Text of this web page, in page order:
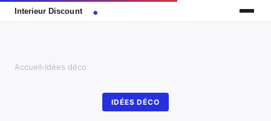
Accueil›Idées déco
IDÉES DÉCO